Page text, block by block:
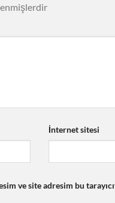
İnternet sitesi
ve site adresim bu